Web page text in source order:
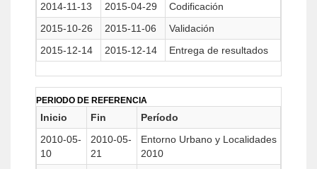
2014-11-13
2015-04-29
Codificación
2015-10-26
2015-11-06
Validación
2015-12-14
2015-12-14 Entrega de resultados
PERIODO DE REFERENCIA
Inicio Fin
Período
2010-05-
10
2010-05-
21
Entorno Urbano y Localidades
2010